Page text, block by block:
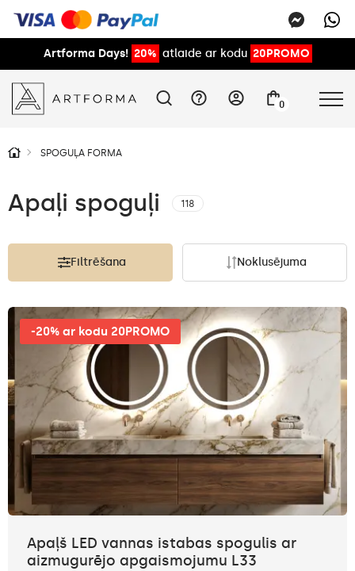
Artforma Days! 20% atlaide ar kodu 20PROMO
0
SPOGUĻA FORMA
Apaļi spoguļi 118
Filtrēšana Noklusējuma
-20% ar kodu 20PROMO
Apaļš LED vannas istabas spogulis ar
aizmugurējo apgaismojumu L33